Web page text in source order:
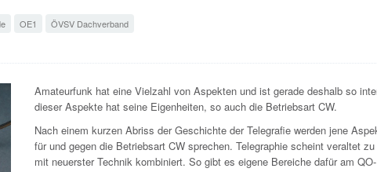
OE1 ÖVSV Dachverband
Amateurfunk hat eine Vielzahl von Aspekten und ist gerade deshalb so
dieser Aspekte hat seine Eigenheiten, so auch die Betriebsart CW.
Nach einem kurzen Abriss der Geschichte der Telegrafie werden jene
für und gegen die Betriebsart CW sprechen. Telegraphie scheint veraltet
mit neuerster Technik kombiniert. So gibt es eigene Bereiche dafür am